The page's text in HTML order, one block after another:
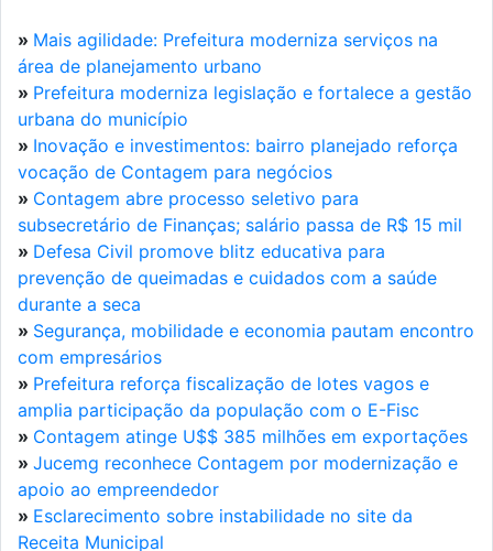
» Mais agilidade: Prefeitura moderniza serviços na
área de planejamento urbano
» Prefeitura moderniza legislação e fortalece a gestão
urbana do município
» Inovação e investimentos: bairro planejado reforça
vocação de Contagem para negócios
» Contagem abre processo seletivo para
subsecretário de Finanças; salário passa de R$ 15 mil
» Defesa Civil promove blitz educativa para
prevenção de queimadas e cuidados com a saúde
durante a seca
» Segurança, mobilidade e economia pautam encontro
com empresários
» Prefeitura reforça fiscalização de lotes vagos e
amplia participação da população com o E-Fisc
» Contagem atinge U$$ 385 milhões em exportações
» Jucemg reconhece Contagem por modernização e
apoio ao empreendedor
» Esclarecimento sobre instabilidade no site da
Receita Municipal